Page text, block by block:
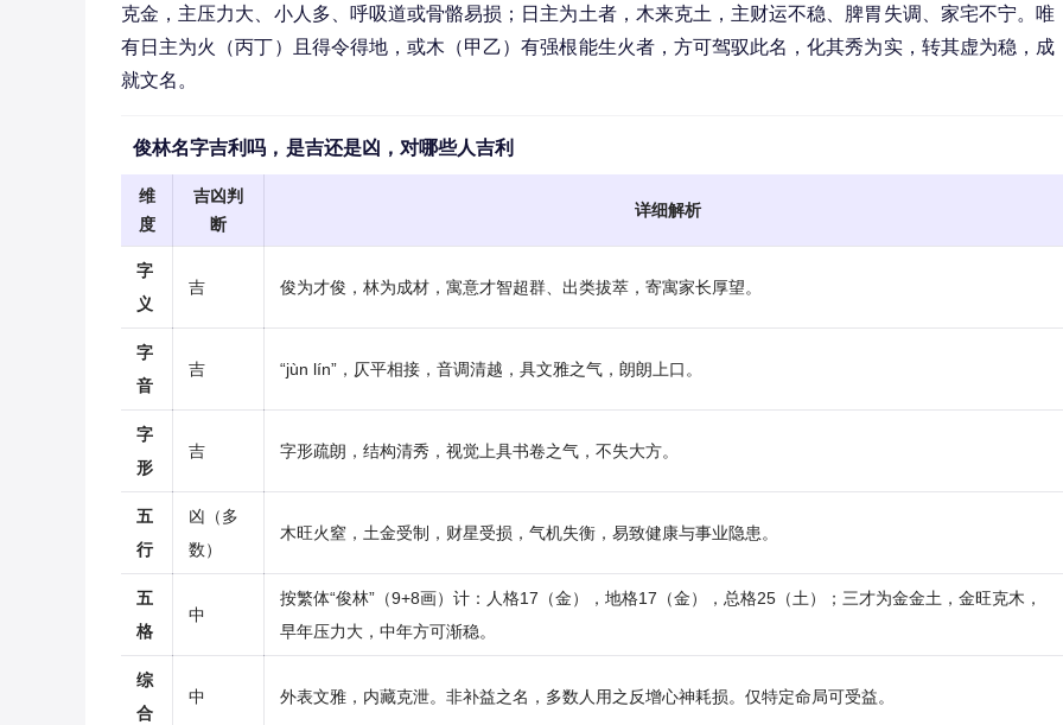
克金，主压力大、小人多、呼吸道或骨骼易损；日主为土者，木来克土，主财运不稳、脾胃失调、家宅不宁。唯
有日主为火（丙丁）且得令得地，或木（甲乙）有强根能生火者，方可驾驭此名，化其秀为实，转其虚为稳，成
就文名。
俊林名字吉利吗，是吉还是凶，对哪些人吉利
维
度
吉凶判
断
详细解析
字
义
吉 俊为才俊，林为成材，寓意才智超群、出类拔萃，寄寓家长厚望。
字
音
吉 “jùn lín”，仄平相接，音调清越，具文雅之气，朗朗上口。
字
形
吉 字形疏朗，结构清秀，视觉上具书卷之气，不失大方。
五
行
凶（多
数）
木旺火窒，土金受制，财星受损，气机失衡，易致健康与事业隐患。
五
格
中
按繁体“俊林”（9+8画）计：人格17（金），地格17（金），总格25（土）；三才为金金土，金旺克木，
早年压力大，中年方可渐稳。
综
合
中 外表文雅，内藏克泄。非补益之名，多数人用之反增心神耗损。仅特定命局可受益。